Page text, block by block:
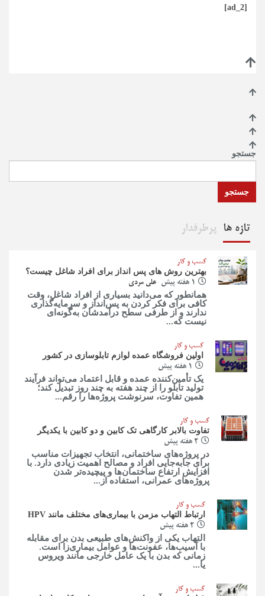
[ad_2]
جستجو
جستجو
تازه ها پرطرفدار
کسب و کار
بهترین روش‌ های پس‌ انداز برای افراد شاغل چیست؟
1 هفته پیش
علی مردی
همانطور که می‌دانید بسیاری از افراد شاغل، وقت
کافی برای فکر کردن به پس‌انداز و سرمایه‌گذاری
ندارند و از طرفی سطح درآمدشان به‌گونه‌ای
نیست که...
کسب و کار
اولین فروشگاه عمده لوازم تابلوسازی در کشور
1 هفته پیش
یک تأمین‌کننده عمده و قابل اعتماد می‌تواند فرآیند
تولید تابلو را از چند هفته به چند روز تبدیل کند؛
همین تفاوت، سرنوشت پروژه‌ها را رقم...
کسب و کار
تفاوت بالابر کارگاهی تک کابین و دو کابین با یکدیگر
2 هفته پیش
در پروژه‌های ساختمانی، انتخاب تجهیزات مناسب
برای جابه‌جایی افراد و مصالح اهمیت زیادی دارد. با
افزایش ارتفاع ساختمان‌ها و پیچیده‌تر شدن
پروژه‌های عمرانی، استفاده از...
کسب و کار
ارتباط التهاب مزمن با بیماری‌های مختلف مانند HPV
2 هفته پیش
التهاب یکی از واکنش‌های طبیعی بدن برای مقابله
با آسیب‌ها، عفونت‌ها و عوامل بیماری‌زا است.
زمانی که بدن با یک عامل خارجی مانند ویروس
یا...
کسب و کار